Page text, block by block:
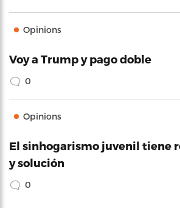
Opinions
Voy a Trump y pago doble
0
Opinions
El sinhogarismo juvenil tiene
y solución
0